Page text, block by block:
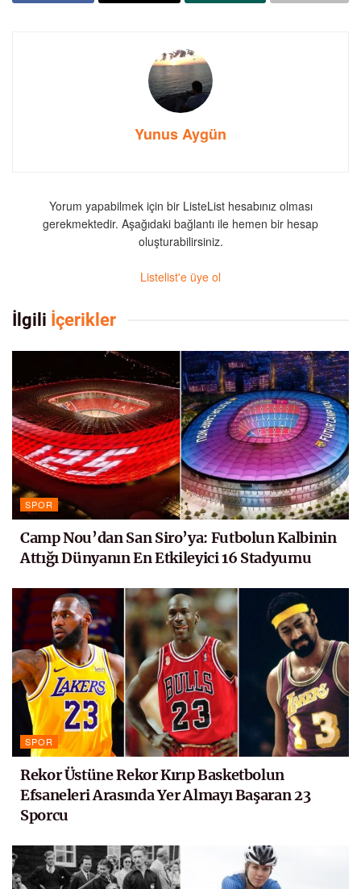
Yunus Aygün
Yorum yapabilmek için bir ListeList hesabınız olması
gerekmektedir. Aşağıdaki bağlantı ile hemen bir hesap
oluşturabilirsiniz.
Listelist'e üye ol
İlgili İçerikler
SPOR
Camp Nou’dan San Siro’ya: Futbolun Kalbinin
Attığı Dünyanın En Etkileyici 16 Stadyumu
SPOR
Rekor Üstüne Rekor Kırıp Basketbolun
Efsaneleri Arasında Yer Almayı Başaran 23
Sporcu